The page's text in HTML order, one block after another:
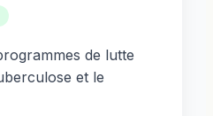
de lutte
et le